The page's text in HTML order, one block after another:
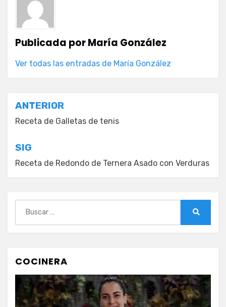
Publicada porMaría González
Ver todas las entradas de María González
Navegación
de
entradas
ANTERIOR
Receta de Galletas de tenis
SIG
Receta de Redondo de Ternera Asado con Verduras
COCINERA